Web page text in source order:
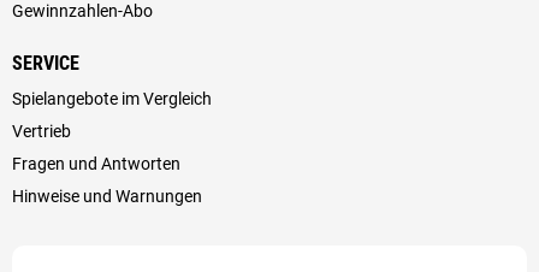
Gewinnzahlen-Abo
SERVICE
Spielangebote im Vergleich
Vertrieb
Fragen und Antworten
Hinweise und Warnungen